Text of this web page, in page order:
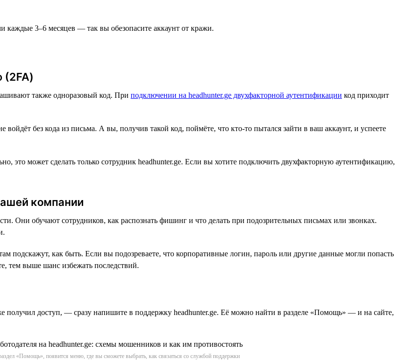
3–6 месяцев — так вы обезопасите аккаунт от кражи.
(2FA)
также одноразовый код. При подключении на headhunter.ge двухфакторной аутентификации код приходит
без кода из письма. А вы, получив такой код, поймёте, что кто-то пытался зайти в ваш аккаунт, и успеете
это может сделать только сотрудник headhunter.ge. Если вы хотите подключить двухфакторную аутентификацию,
компании
Они обучают сотрудников, как распознать фишинг и что делать при подозрительных письмах или звонках.
подскажут, как быть. Если вы подозреваете, что корпоративные логин, пароль или другие данные могли попасть
тем выше шанс избежать последствий.
получил доступ, — сразу напишите в поддержку headhunter.ge. Её можно найти в разделе «Помощь» — и на сайте,
«Помощь», появится меню, где вы сможете выбрать, как связаться со службой поддержки